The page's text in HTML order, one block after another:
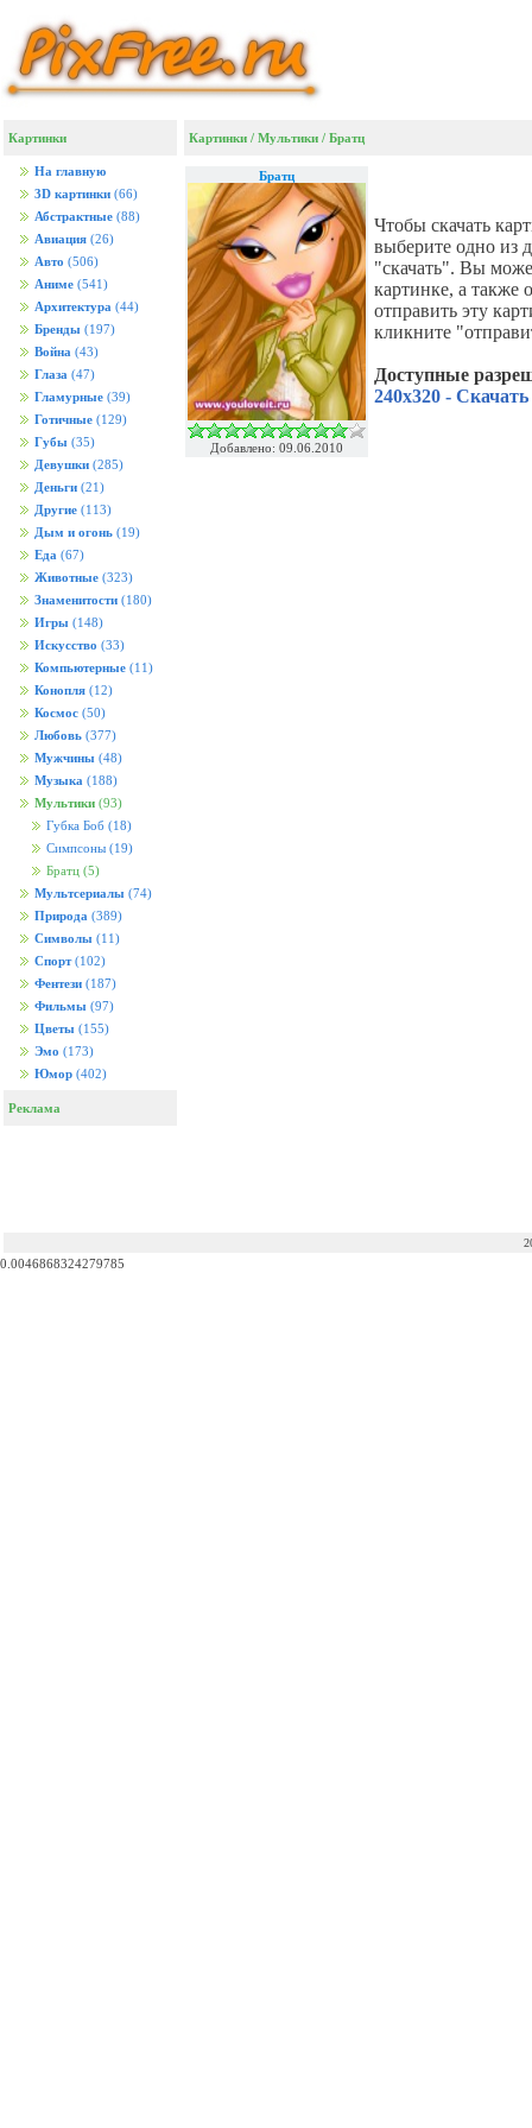
Картинки
На главную
3D картинки (66)
Абстрактные (88)
Авиация (26)
Авто (506)
Аниме (541)
Архитектура (44)
Бренды (197)
Война (43)
Глаза (47)
Гламурные (39)
Готичные (129)
Губы (35)
Девушки (285)
Деньги (21)
Другие (113)
Дым и огонь (19)
Еда (67)
Животные (323)
Знаменитости (180)
Игры (148)
Искусство (33)
Компьютерные (11)
Конопля (12)
Космос (50)
Любовь (377)
Мужчины (48)
Музыка (188)
Мультики (93)
Губка Боб (18)
Симпсоны (19)
Братц (5)
Мультсериалы (74)
Природа (389)
Символы (11)
Спорт (102)
Фентези (187)
Фильмы (97)
Цветы (155)
Эмо (173)
Юмор (402)
Реклама
Картинки / Мультики / Братц
Братц
Добавлено: 09.06.2010
Чтобы скачать
выберите одно из
"скачать". Вы
картинке, а также
отправить эту
кликните
Доступные
240x320 - Скачать
0.0046868324279785